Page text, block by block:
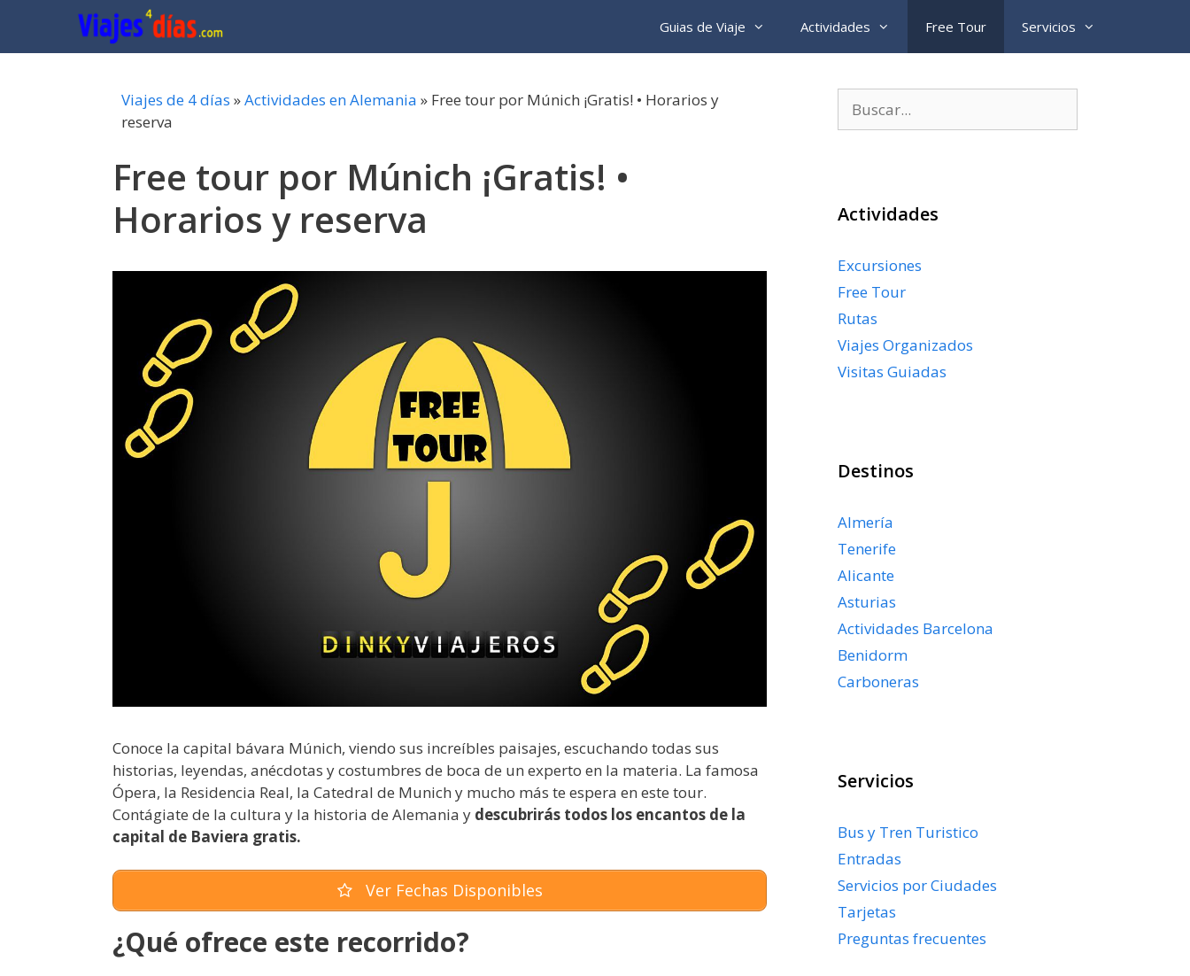
contenido
Guias de Viaje Actividades Free Tour Servicios
Viajes de 4 días »Actividades en Alemania » Free tour por Múnich ¡Gratis! • Horarios y
reserva
Free tour por Múnich ¡Gratis! •
Horarios y reserva
Conoce la capital bávara Múnich, viendo sus increíbles paisajes, escuchando todas sus
historias, leyendas, anécdotas y costumbres de boca de un experto en la materia. La famosa
Ópera, la Residencia Real, la Catedral de Munich y mucho más te espera en este tour.
Contágiate de la cultura y la historia de Alemania y descubrirás todos los encantos de la
capital de Baviera gratis.
Ver Fechas Disponibles
¿Qué ofrece este recorrido?
Actividades
Excursiones
Free Tour
Rutas
Viajes Organizados
Visitas Guiadas
Destinos
Almería
Tenerife
Alicante
Asturias
Actividades Barcelona
Benidorm
Carboneras
Servicios
Bus y Tren Turistico
Entradas
Servicios por Ciudades
Tarjetas
Preguntas frecuentes